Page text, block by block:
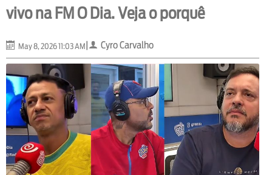
vivo na FM O Dia. Veja o porquê
May 8, 2026 11:03 AM| Cyro Carvalho